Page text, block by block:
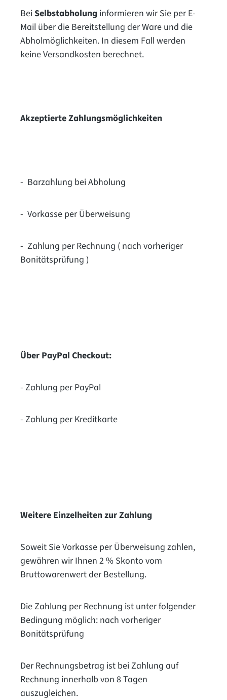
BeiSelbstabholung informieren wir Sie per E-
Mail über die Bereitstellung der Ware und die
Abholmöglichkeiten. In diesem Fall werden
keine Versandkosten berechnet.
Akzeptierte Zahlungsmöglichkeiten
- Barzahlung bei Abholung
- Vorkasse per Überweisung
- Zahlung per Rechnung ( nach vorheriger
Bonitätsprüfung )
Über PayPal Checkout:
- Zahlung per PayPal
- Zahlung per Kreditkarte
Weitere Einzelheiten zur Zahlung
Soweit Sie Vorkasse per Überweisung zahlen,
gewähren wir Ihnen 2 % Skonto vom
Bruttowarenwert der Bestellung.
Die Zahlung per Rechnung ist unter folgender
Bedingung möglich: nach vorheriger
Bonitätsprüfung
Der Rechnungsbetrag ist bei Zahlung auf
Rechnung innerhalb von 8 Tagen
auszugleichen.